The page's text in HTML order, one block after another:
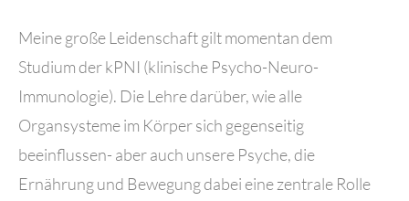
Meine große Leidenschaft gilt momentan dem
Studium der kPNI (klinische Psycho-Neuro-
Immunologie). Die Lehre darüber, wie alle
Organsysteme im Körper sich gegenseitig
beeinflussen- aber auch unsere Psyche, die
Ernährung und Bewegung dabei eine zentrale Rolle